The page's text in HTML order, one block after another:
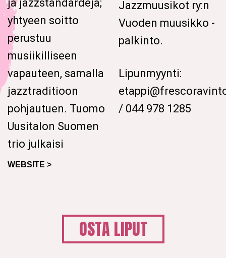
ja jazzstandardeja;
yhtyeen soitto
perustuu
musiikilliseen
vapauteen, samalla
jazztraditioon
pohjautuen. Tuomo
Uusitalon Suomen
trio julkaisi
Jazzmuusikot ry:n
Vuoden muusikko -
palkinto.
Lipunmyynti:
/ 044 978 1285
WEBSITE >
OSTA LIPUT